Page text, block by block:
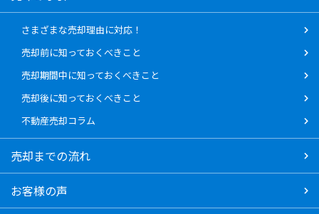
さまざまな売却理由に対応！
売却前に知っておくべきこと
売却期間中に知っておくべきこと
売却後に知っておくべきこと
不動産売却コラム
売却までの流れ
お客様の声